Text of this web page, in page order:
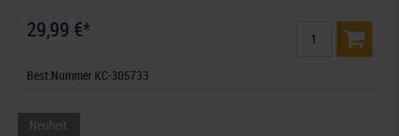
29,99 €*
Best.Nummer KC-305733
Neuheit